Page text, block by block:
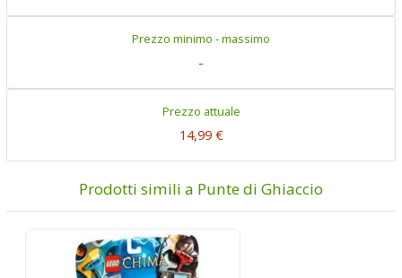
Prezzo minimo - massimo
-
Prezzo attuale
14,99 €
Prodotti simili a Punte di Ghiaccio